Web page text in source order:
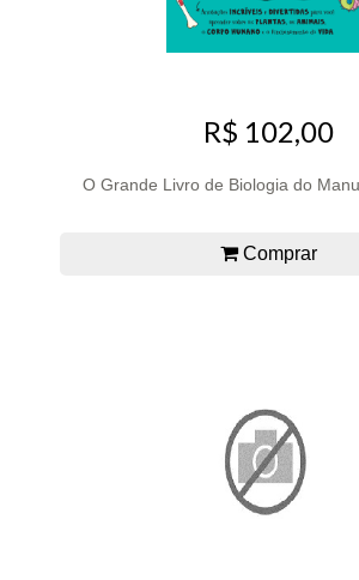
R$ 102,00
O Grande Livro de Biologia do
Comprar